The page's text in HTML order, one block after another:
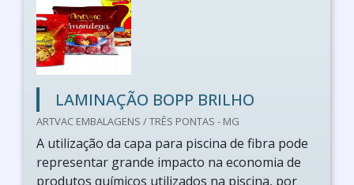
LAMINAÇÃO BOPP BRILHO
ARTVAC EMBALAGENS / TRÊS PONTAS - MG
A utilização da capa para piscina de fibra pode
representar grande impacto na economia de
produtos químicos utilizados na piscina, por